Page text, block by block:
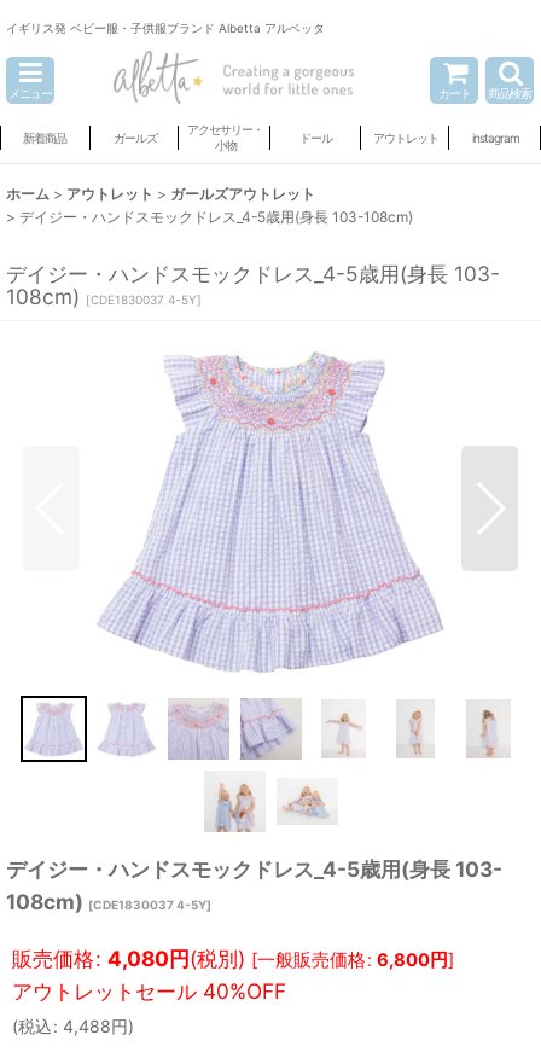
イギリス発 ベビー服・子供服ブランド Albetta アルベッタ
メニュー カート 商品検索
新着商品 ガールズ
アクセサリー・
小物
ドール アウトレット instagram
ホーム > アウトレット > ガールズアウトレット
> デイジー・ハンドスモックドレス_4-5歳用(身長 103-108cm)
デイジー・ハンドスモックドレス_4-5歳用(身長 103-
108cm) [CDE1830037 4-5Y]
デイジー・ハンドスモックドレス_4-5歳用(身長 103-
108cm) [CDE1830037 4-5Y]
販売価格: 4,080円(税別) [一般販売価格: 6,800円]
(税込: 4,488円)